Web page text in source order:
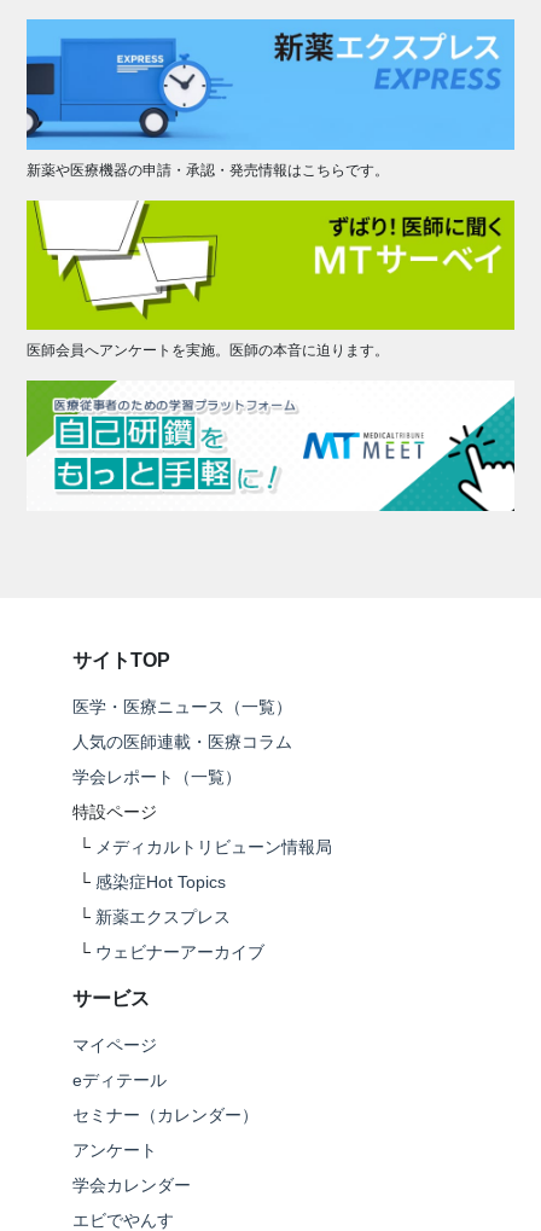
新薬や医療機器の申請・承認・発売情報はこちらです。
医師会員へアンケートを実施。医師の本音に迫ります。
サイトTOP
医学・医療ニュース（一覧）
人気の医師連載・医療コラム
学会レポート（一覧）
特設ページ
└ メディカルトリビューン情報局
└ 感染症Hot Topics
└ 新薬エクスプレス
└ ウェビナーアーカイブ
サービス
マイページ
eディテール
セミナー（カレンダー）
アンケート
学会カレンダー
エビでやんす